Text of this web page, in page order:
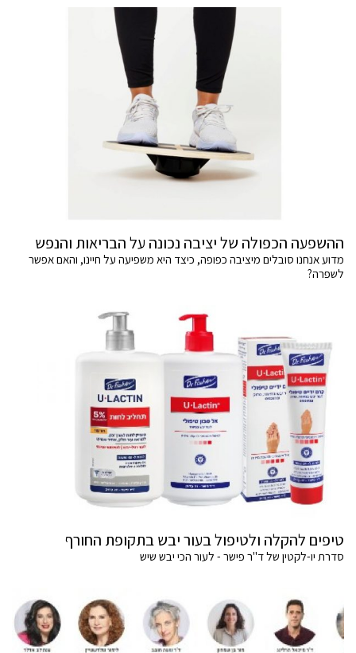
ההשפעה הכפולה של יציבה נכונה על הבריאות והנפש
מדוע אנחנו סובלים מיציבה כפופה, כיצד היא משפיעה על חיינו, והאם אפשר
לשפרה?
טיפים להקלה ולטיפול בעור יבש בתקופת החורף
סדרת יו-לקטין של ד"ר פישר - לעור הכי יבש שיש